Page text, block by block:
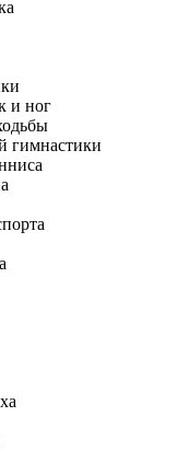
и ног
гимнастики